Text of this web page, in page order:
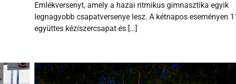
Emlékversenyt, amely a hazai ritmikus gimnasztika egyik
legnagyobb csapatversenye lesz. A kétnapos eseményen
együttes kéziszercsapat és […]